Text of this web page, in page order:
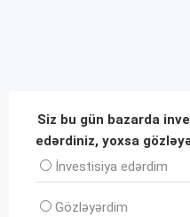
Siz bu gün bazarda
edərdiniz, yoxsa
İnvеstisiya edərdim
Gözləyərdim